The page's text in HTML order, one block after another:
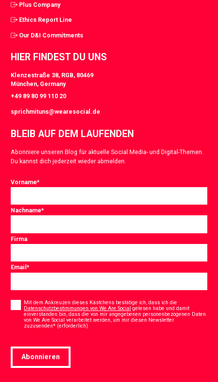
Plus Company
Ethics Report Line
Our D&I Commitments
HIER FINDEST DU UNS
Klenzestraße 38, RGB, 80469
München, Germany
+49 89 80 99 110 20
sprichmituns@wearesocial.de
BLEIB AUF DEM LAUFENDEN
Abonniere unseren Blog für aktuelle Social Media- und Digital-Themen.
Du kannst dich jederzeit wieder abmelden.
Vorname*
Nachname*
Firma
Email*
Consent
Mit dem Ankreuzen dieses Kästchens bestätige ich, dass ich die
Datenschutzbestimmungen von We Are Social gelesen habe und damit
einverstanden bin, dass die von mir angegebenen personenbezogenen Daten
von We Are Social verarbeitet werden, um mir diesen Newsletter
zuzusenden* (erforderlich)
Abonnieren